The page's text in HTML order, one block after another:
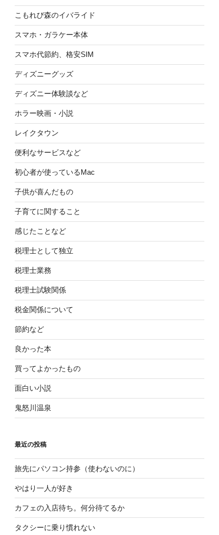
こもれび森のイバライド
スマホ・ガラケー本体
スマホ代節約、格安SIM
ディズニーグッズ
ディズニー体験談など
ホラー映画・小説
レイクタウン
便利なサービスなど
初心者が使っているMac
子供が喜んだもの
子育てに関すること
感じたことなど
税理士として独立
税理士業務
税理士試験関係
税金関係について
節約など
良かった本
買ってよかったもの
面白い小説
鬼怒川温泉
最近の投稿
旅先にパソコン持参（使わないのに）
やはり一人が好き
カフェの入店待ち。何分待てるか
タクシーに乗り慣れない